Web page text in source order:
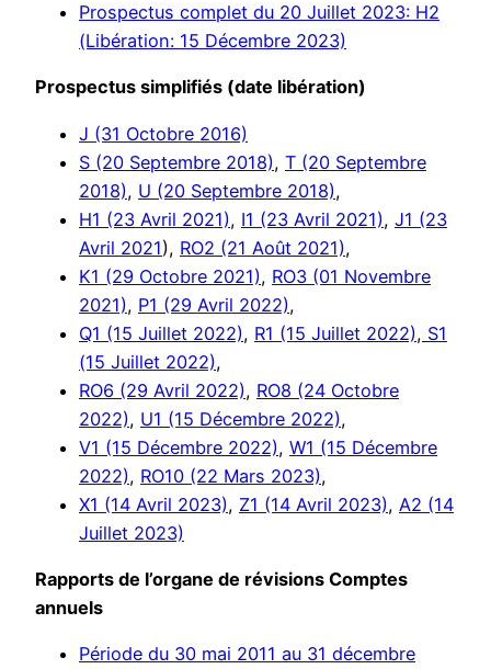
Prospectus complet du 20 Juillet 2023: H2
(Libération: 15 Décembre 2023)
Prospectus simplifiés (date libération)
J (31 Octobre 2016)
S (20 Septembre 2018), T (20 Septembre
2018), U (20 Septembre 2018),
H1 (23 Avril 2021), I1 (23 Avril 2021), J1 (23
Avril 2021), RO2 (21 Août 2021),
K1 (29 Octobre 2021), RO3 (01 Novembre
2021), P1 (29 Avril 2022),
Q1 (15 Juillet 2022), R1 (15 Juillet 2022), S1
(15 Juillet 2022),
RO6 (29 Avril 2022), RO8 (24 Octobre
2022), U1 (15 Décembre 2022),
V1 (15 Décembre 2022), W1 (15 Décembre
2022), RO10 (22 Mars 2023),
X1 (14 Avril 2023), Z1 (14 Avril 2023), A2 (14
Juillet 2023)
Rapports de l’organe de révisions Comptes
annuels
Période du 30 mai 2011 au 31 décembre